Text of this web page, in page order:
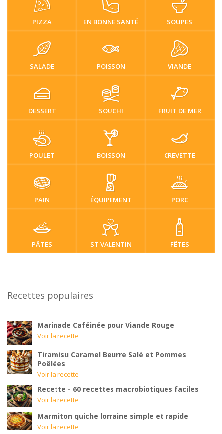
PIZZA EN BONNE SANTÉ SOUPES
SALADE POISSON VIANDE
DESSERT SOUCHI FRUIT DE MER
POULET BOISSON CREVETTE
PAIN ÉQUIPEMENT PORC
PÂTES ST VALENTIN FÊTES
Recettes populaires
Marinade Caféinée pour Viande Rouge
Voir la recette
Tiramisu Caramel Beurre Salé et Pommes
Poêlées
Voir la recette
Recette - 60 recettes macrobiotiques faciles
Voir la recette
Marmiton quiche lorraine simple et rapide
Voir la recette